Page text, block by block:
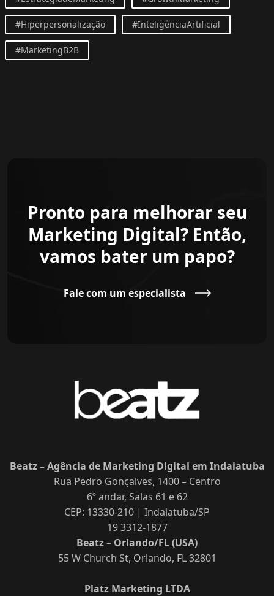
#Hiperpersonalização #InteligênciaArtificial
#MarketingB2B
Pronto para melhorar seu
Marketing Digital? Então,
vamos bater um papo?
Fale com um especialista
Beatz – Agência de Marketing Digital em Indaiatuba
Rua Pedro Gonçalves, 1400 – Centro
6º andar, Salas 61 e 62
CEP: 13330-210 | Indaiatuba/SP
19 3312-1877
Beatz – Orlando/FL (USA)
55 W Church St, Orlando, FL 32801
Platz Marketing LTDA